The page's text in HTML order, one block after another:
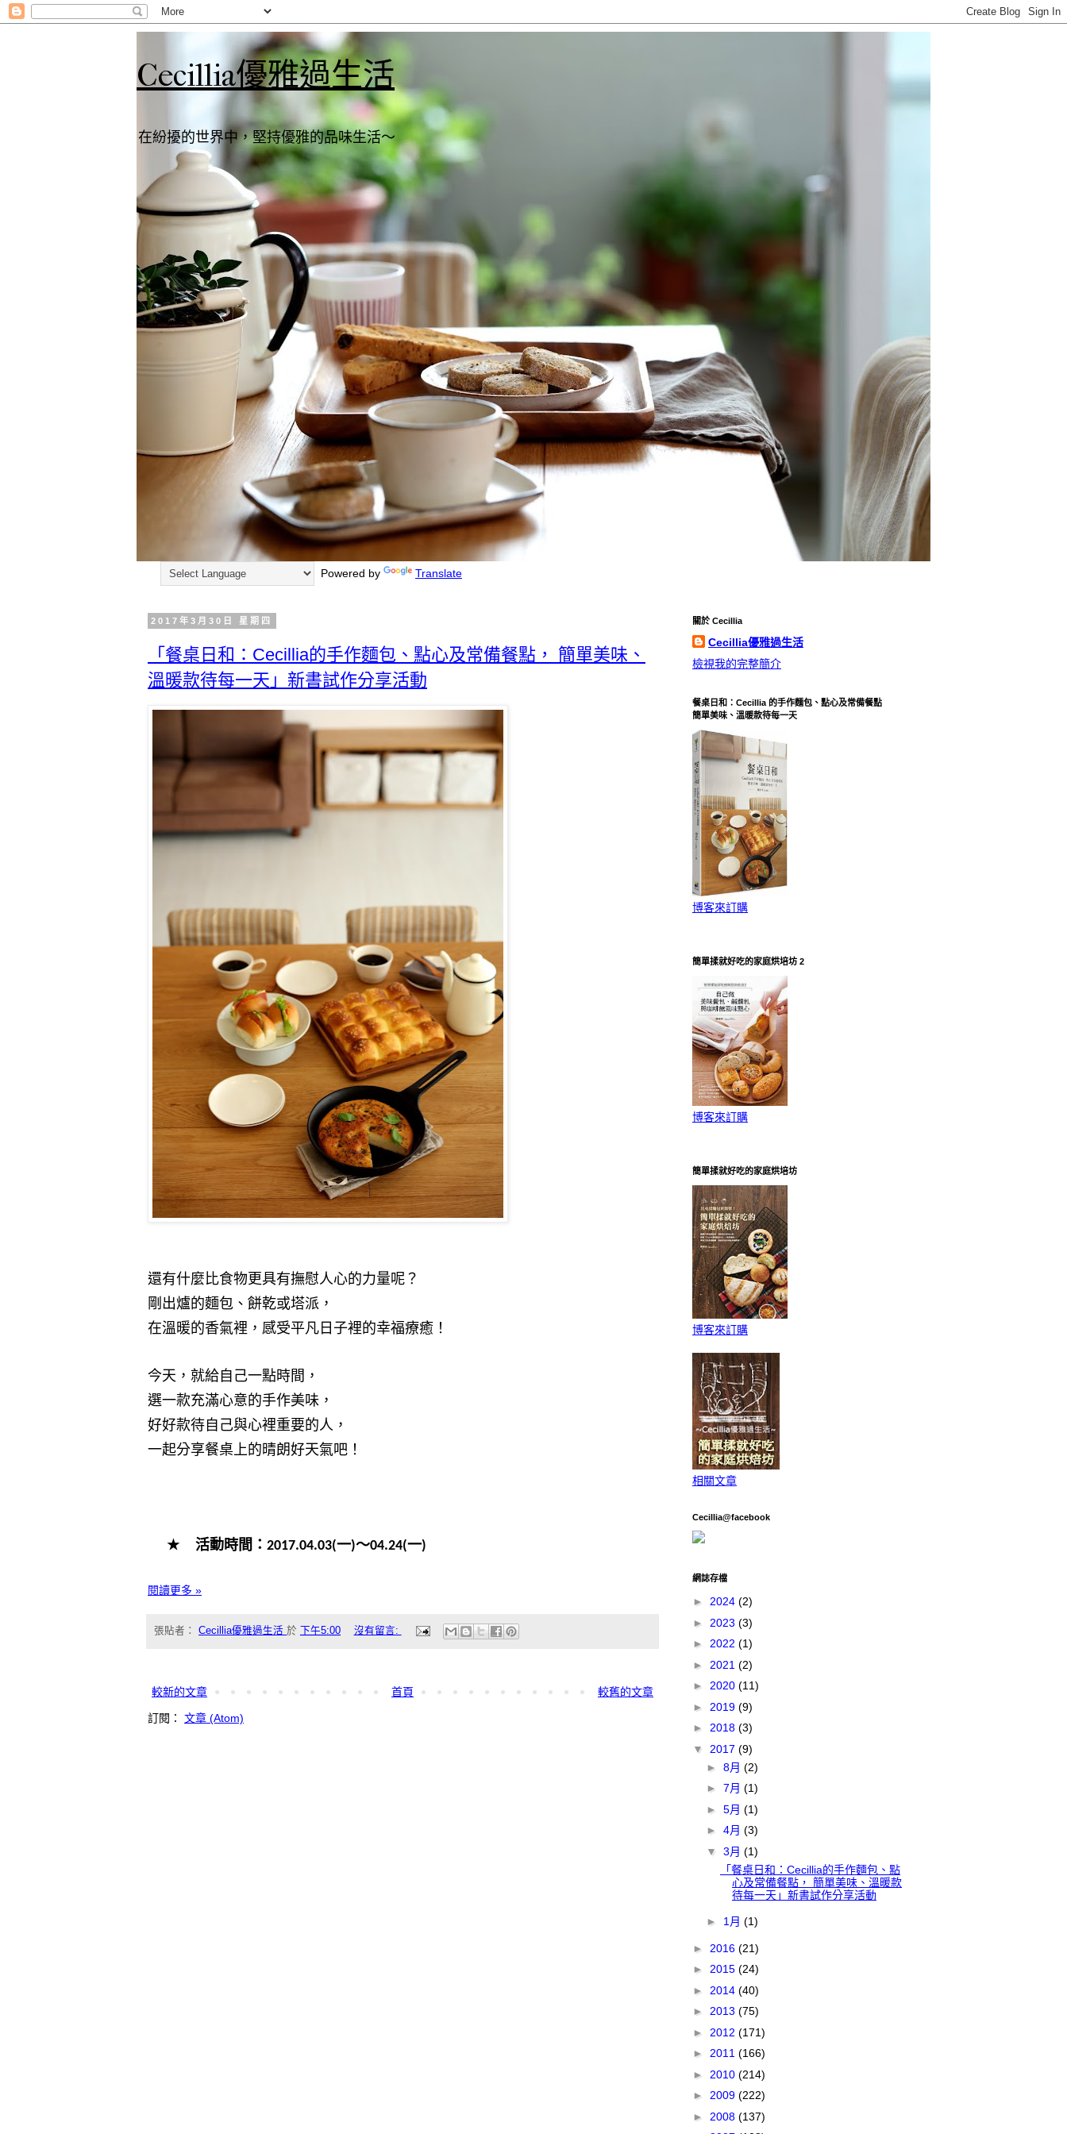
Cecillia優雅過生活
在紛擾的世界中，堅持優雅的品味生活～
Powered by Translate
2017年3月30日 星期四
「餐桌日和：Cecillia的手作麵包、點心及常備餐點， 簡單美味、
溫暖款待每一天」新書試作分享活動
還有什麼比食物更具有撫慰人心的力量呢 ？
剛出爐的麵包 、 餅乾或塔派 ，
在溫暖的香氣裡，感受平凡日子裡的幸福療癒！
今天，就給自己一點時間，
選一款充滿心意的手作美味，
好好款待自己與心裡重要的人，
一起分享餐桌上的晴朗好天氣吧！
★ 活動時間： 2017.04.03(一)～04.24(一)
閱讀更多 »
張貼者： Cecillia優雅過生活 於 下午5:00 沒有留言:
較新的文章 較舊的文章
首頁
訂閱： 文章 (Atom)
關於 Cecillia
Cecillia優雅過生活
檢視我的完整簡介
餐桌日和：Cecillia 的手作麵包、點心及常備餐點
簡單美味、溫暖款待每一天
博客來訂購
簡單揉就好吃的家庭烘培坊 2
博客來訂購
簡單揉就好吃的家庭烘培坊
博客來訂購
相關文章
Cecillia@facebook
網誌存檔
► 2024 (2)
► 2023 (3)
► 2022 (1)
► 2021 (2)
► 2020 (11)
► 2019 (9)
► 2018 (3)
▼ 2017 (9)
► 8月 (2)
► 7月 (1)
► 5月 (1)
► 4月 (3)
▼ 3月 (1)
「餐桌日和：Cecillia的手作麵包、點
心及常備餐點， 簡單美味、溫暖款
待每一天」新書試作分享活動
► 1月 (1)
► 2016 (21)
► 2015 (24)
► 2014 (40)
► 2013 (75)
► 2012 (171)
► 2011 (166)
► 2010 (214)
► 2009 (222)
► 2008 (137)